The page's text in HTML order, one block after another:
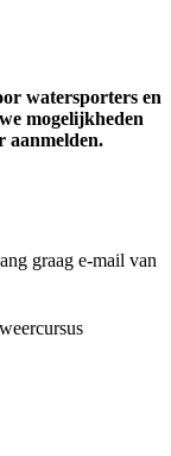
watersporters en
mogelijkheden
aanmelden.
graag e-mail van